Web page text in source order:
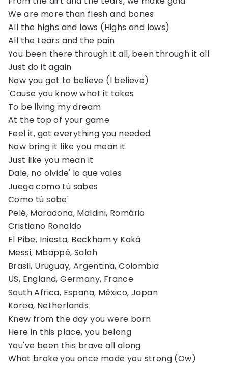
We are more than flesh and bones
All the highs and lows (Highs and lows)
All the tears and the pain
You been there through it all, been through it all
Just do it again
Now you got to believe (I believe)
'Cause you know what it takes
To be living my dream
At the top of your game
Feel it, got everything you needed
Now bring it like you mean it
Just like you mean it
Dale, no olvide' lo que vales
Juega como tú sabes
Como tú sabe'
Pelé, Maradona, Maldini, Romário
Cristiano Ronaldo
El Pibe, Iniesta, Beckham y Kaká
Messi, Mbappé, Salah
Brasil, Uruguay, Argentina, Colombia
US, England, Germany, France
South Africa, España, México, Japan
Korea, Netherlands
Knew from the day you were born
Here in this place, you belong
You've been this brave all along
What broke you once made you strong (Ow)